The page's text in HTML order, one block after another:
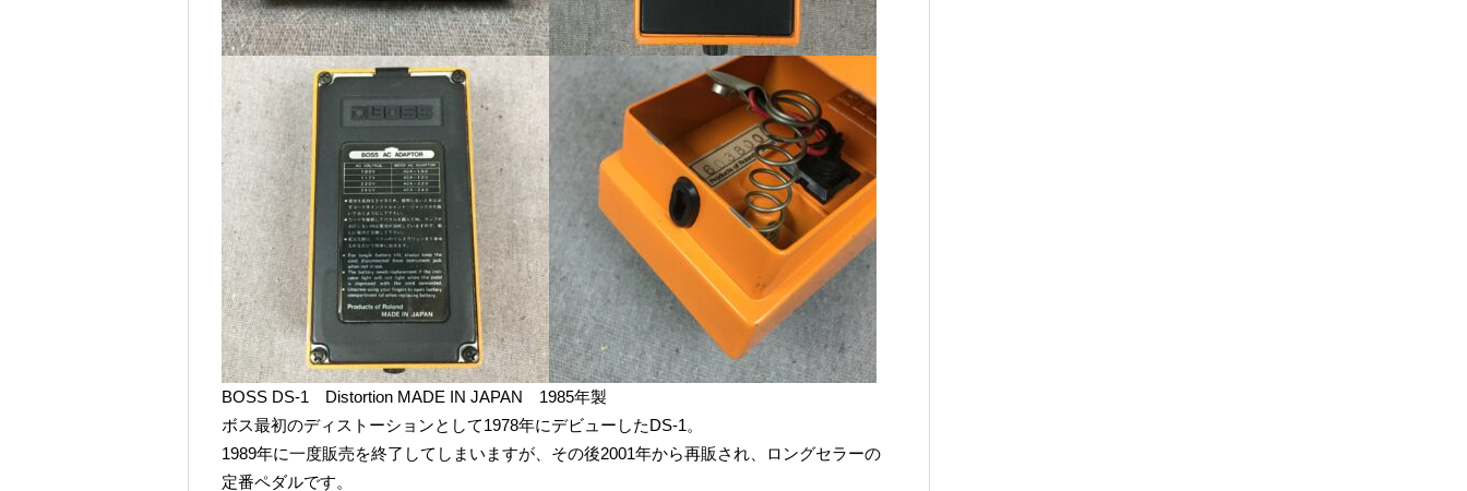
BOSS DS-1 Distortion MADE IN JAPAN 1985年製
ボス最初のディストーションとして1978年にデビューしたDS-1。
1989年に一度販売を終了してしまいますが、その後2001年から再販され、ロングセラーの
定番ペダルです。